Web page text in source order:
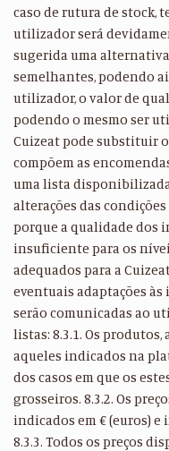
caso de rutura de stock,
utilizador será
sugerida uma
semelhantes, podendo
utilizador, o valor de
podendo o mesmo ser
Cuizeat pode substituir
compõem as
uma lista
alterações das
porque a qualidade dos
insuficiente para os
adequados para a
eventuais adaptações às
serão comunicadas ao
listas: 8.3.1. Os
aqueles indicados na
dos casos em que os
grosseiros. 8.3.2. Os
indicados em € (euros) e
8.3.3. Todos os preços